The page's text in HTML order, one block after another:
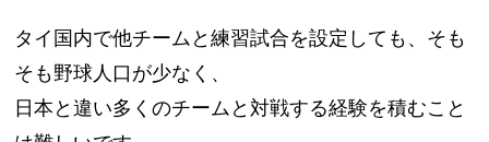
タイ国内で他チームと練習試合を設定しても、そも
そも野球人口が少なく、
日本と違い多くのチームと対戦する経験を積むこと